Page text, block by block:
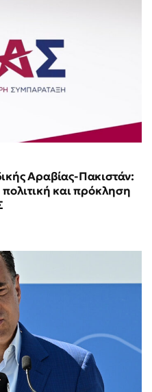
Αραβίας-Πακιστάν:
και πρόκληση